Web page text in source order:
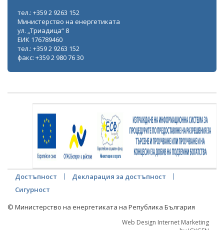
тел.: +359 2 9263 152
Министерство на енергетиката
ул. „Триадица“ 8
ЕИК 176789460
тел.: +359 2 9263 152
факс: +359 2 980 76 30
Достъпност
Декларация за достъпност
Сигурност
© Министерство на енергетиката на Република България
Web Design Internet Marketing